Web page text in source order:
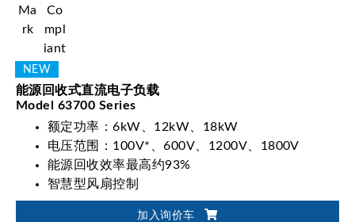
能源回收式直流电子负载
Model 63700 Series
额定功率：6kW、12kW、18kW
电压范围：100V*、600V、1200V、1800V
能源回收效率最高约93%
智慧型风扇控制
加入询价车